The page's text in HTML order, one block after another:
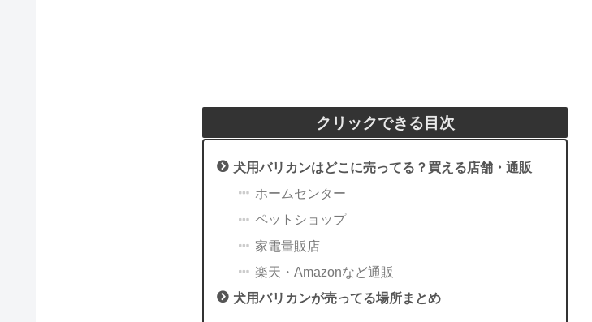
クリックできる目次
犬用バリカンはどこに売ってる？買える店舗・通販
ホームセンター
ペットショップ
家電量販店
楽天・Amazonなど通販
犬用バリカンが売ってる場所まとめ